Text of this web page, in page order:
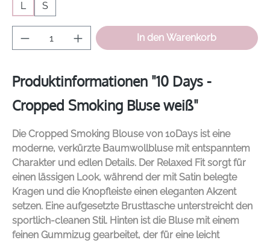
L
S
Produkt Anzahl: Gib den gewünschten
In den Warenkorb
Produktinformationen "10 Days -
Cropped Smoking Bluse weiß"
Die Cropped Smoking Blouse von 10Days ist eine
moderne, verkürzte Baumwollbluse mit entspanntem
Charakter und edlen Details. Der Relaxed Fit sorgt für
einen lässigen Look, während der mit Satin belegte
Kragen und die Knopfleiste einen eleganten Akzent
setzen. Eine aufgesetzte Brusttasche unterstreicht den
sportlich-cleanen Stil. Hinten ist die Bluse mit einem
feinen Gummizug gearbeitet, der für eine leicht